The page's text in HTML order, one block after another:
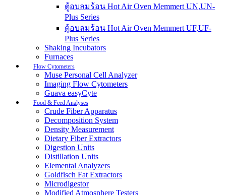
ตู้อบลมร้อน Hot Air Oven Memmert UN,UN-
Plus Series
ตู้อบลมร้อน Hot Air Oven Memmert UF,UF-
Plus Series
Shaking Incubators
Furnaces
Flow Cytometers
Muse Personal Cell Analyzer
Imaging Flow Cytometers
Guava easyCyte
Food & Feed Analyses
Crude Fiber Apparatus
Decomposition System
Density Measurement
Dietary Fiber Extractors
Digestion Units
Distillation Units
Elemental Analyzers
Goldfisch Fat Extractors
Microdigestor
Modified Atmosphere Testers